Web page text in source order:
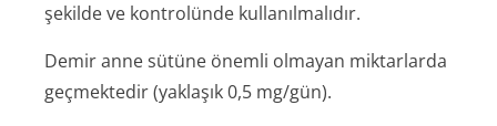
şekilde ve kontrolünde kullanılmalıdır.
Demir anne sütüne önemli olmayan miktarlarda
geçmektedir (yaklaşık 0,5 mg/gün).